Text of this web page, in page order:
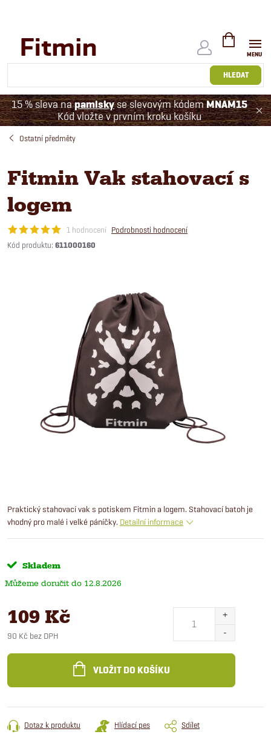
HLEDAT
NÁKUPNÍ
KOŠÍK
15 % sleva napamlskyse slevovým kódemMNAM15
Kód vložte v prvním kroku košíku
Ostatní předměty
Fitmin Vak stahovací s
logem
1 hodnocení Podrobnosti hodnocení
Kód produktu: 611000160
Praktický stahovací vak s potiskem Fitmin a logem. Stahovací batoh je
vhodný pro malé i velké páníčky. Detailní informace
Skladem
12.8.2026
109 Kč
90 Kč bez DPH
cena:
VLOŽIT DO KOŠÍKU
Dotaz k produktu Hlídací pes Sdílet